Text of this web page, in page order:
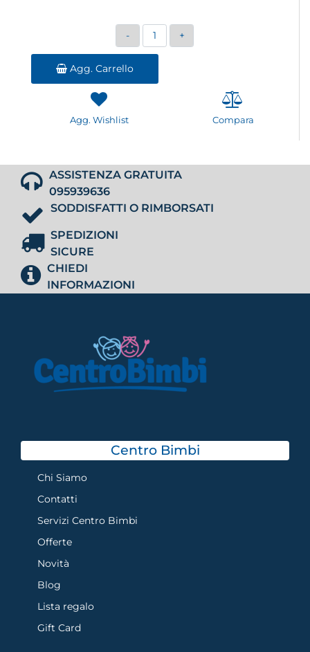
Quantità
Agg. Carrello
Agg. Wishlist Compara
ASSISTENZA GRATUITA
095939636
SODDISFATTI O RIMBORSATI
SPEDIZIONI
SICURE
CHIEDI
INFORMAZIONI
Centro Bimbi
Chi Siamo
Contatti
Servizi Centro Bimbi
Offerte
Novità
Blog
Lista regalo
Gift Card